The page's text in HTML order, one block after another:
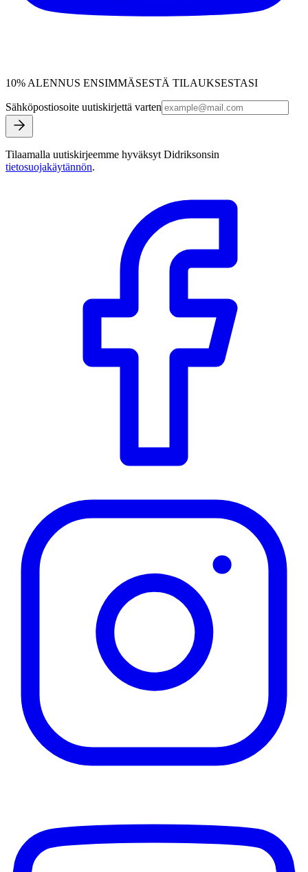
10% ALENNUS ENSIMMÄSESTÄ TILAUKSESTASI
Sähköpostiosoite uutiskirjettä varten
Tilaamalla uutiskirjeemme hyväksyt Didriksonsin
tietosuojakäytännön.